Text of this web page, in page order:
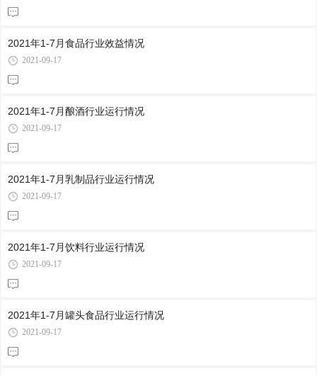
2021年1-7月食品行业效益情况
2021-09-17
2021年1-7月酿酒行业运行情况
2021-09-17
2021年1-7月乳制品行业运行情况
2021-09-17
2021年1-7月饮料行业运行情况
2021-09-17
2021年1-7月罐头食品行业运行情况
2021-09-17